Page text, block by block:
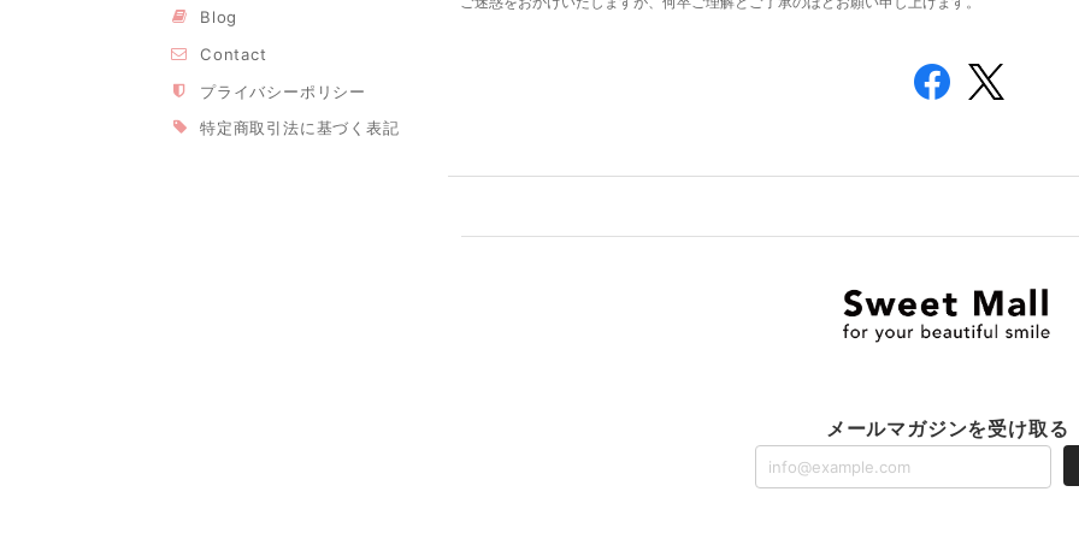
Blog
Contact
プライバシーポリシー
特定商取引法に基づく表記
メールマガジンを受け取る